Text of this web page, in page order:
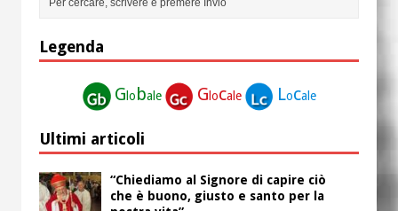
Legenda
Globale Glocale Locale
Ultimi articoli
“Chiediamo al Signore di capire ciò
che è buono, giusto e santo per la